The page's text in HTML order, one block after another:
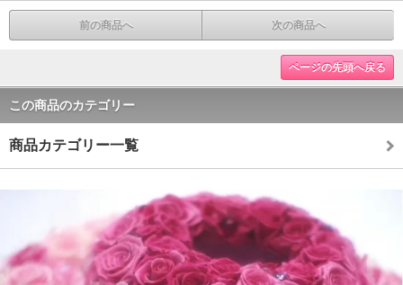
前の商品へ 次の商品へ
ページの先頭へ戻る
この商品のカテゴリー
商品カテゴリー一覧